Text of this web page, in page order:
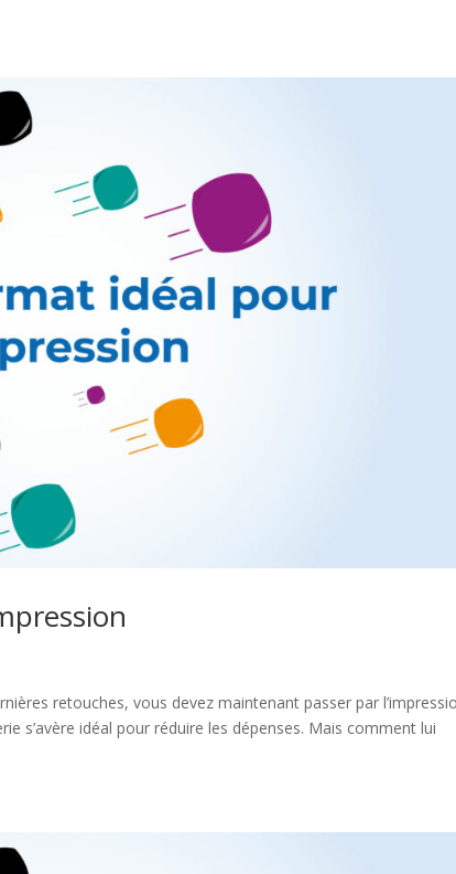
retouches, vous devez maintenant passer par
s’avère idéal pour réduire les dépenses. Mais comment lui